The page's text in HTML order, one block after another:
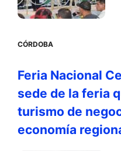
CÓRDOBA
Feria Nacional
sede de la feria
turismo de
economía